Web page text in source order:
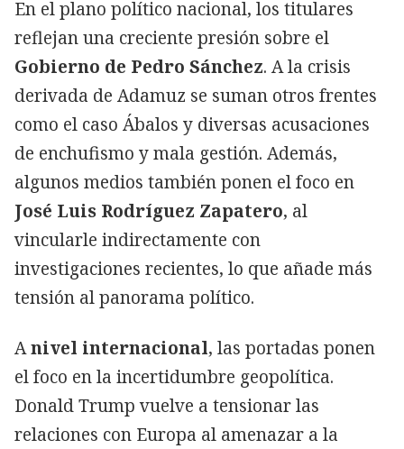
En el plano político nacional, los titulares
reflejan una creciente presión sobre el
Gobierno de Pedro Sánchez. A la crisis
derivada de Adamuz se suman otros frentes
como el caso Ábalos y diversas acusaciones
de enchufismo y mala gestión. Además,
algunos medios también ponen el foco en
José Luis Rodríguez Zapatero, al
vincularle indirectamente con
investigaciones recientes, lo que añade más
tensión al panorama político.
Anivel internacional, las portadas ponen
el foco en la incertidumbre geopolítica.
Donald Trump vuelve a tensionar las
relaciones con Europa al amenazar a la